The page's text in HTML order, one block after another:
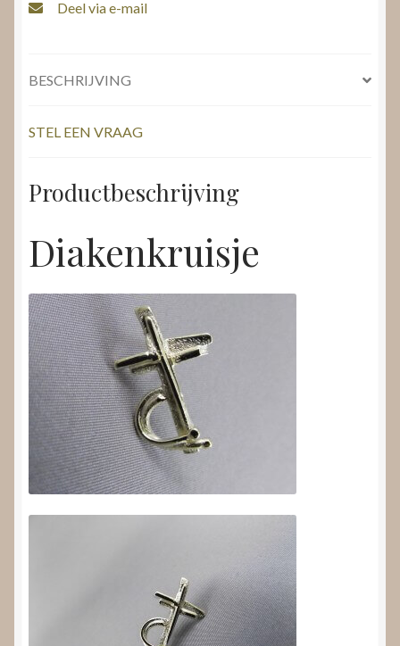
Deel via e-mail
BESCHRIJVING
STEL EEN VRAAG
Productbeschrijving
Diakenkruisje